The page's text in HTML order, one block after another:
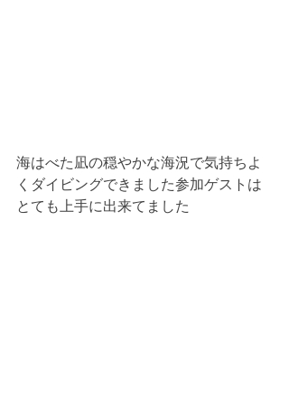
海はべた凪の穏やかな海況で気持ちよ
くダイビングできました参加ゲストは
とても上手に出来てました